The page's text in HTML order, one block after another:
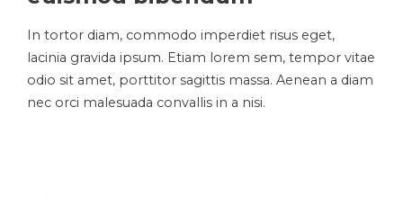
In tortor diam, commodo imperdiet risus eget,
lacinia gravida ipsum. Etiam lorem sem, tempor vitae
odio sit amet, porttitor sagittis massa. Aenean a diam
nec orci malesuada convallis in a nisi.